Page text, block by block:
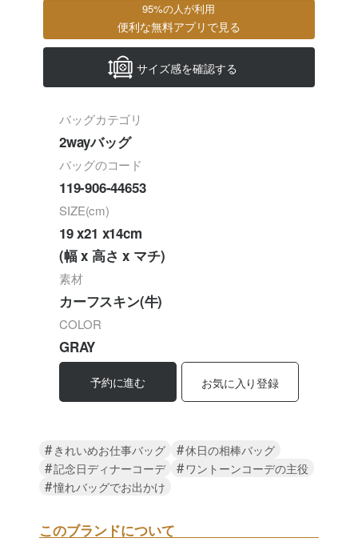
95%の人が利用
便利な無料アプリで見る
サイズ感を確認する
バッグカテゴリ
2wayバッグ
バッグのコード
119-906-44653
SIZE(cm)
19 x21 x14cm
(幅 x 高さ x マチ)
素材
カーフスキン(牛)
COLOR
GRAY
予約に進む お気に入り登録
# きれいめお仕事バッグ #休日の相棒バッグ
#記念日ディナーコーデ # ワントーンコーデの主役
#憧れバッグでお出かけ
このブランドについて